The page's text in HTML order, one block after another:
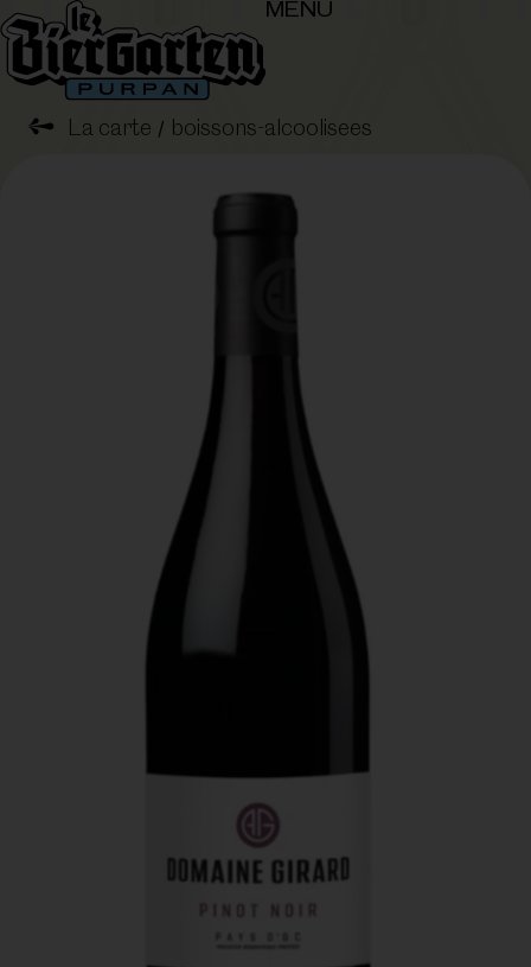
MENU
➺ La carte / boissons-alcoolisees